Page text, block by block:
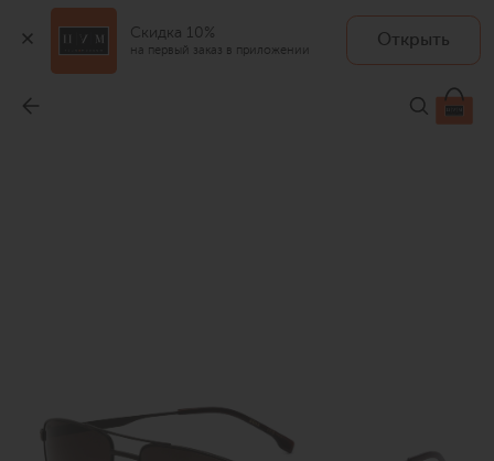
Скидка 10%
на первый заказ в приложении
Открыть
26 400 ₽